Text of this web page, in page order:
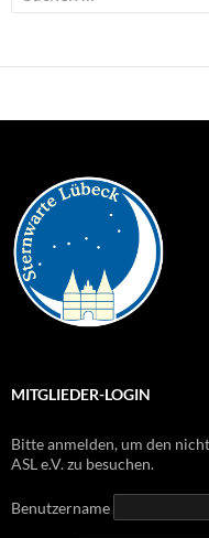
nach:
MITGLIEDER-LOGIN
Bitte anmelden, um den
ASL e.V. zu besuchen.
Benutzername